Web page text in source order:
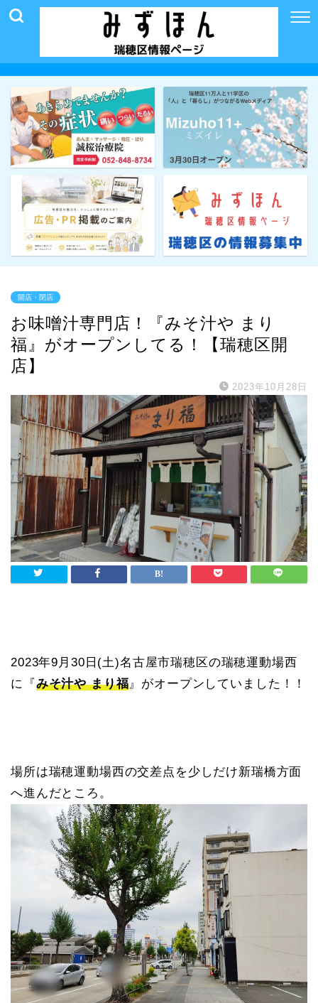
開店・閉店
お味噌汁専門店！『みそ汁や まり
福』がオープンしてる！【瑞穂区開
店】
2023年10月28日
2023年9月30日(土)名古屋市瑞穂区の瑞穂運動場西
に『みそ汁や まり福』がオープンしていました！！
場所は瑞穂運動場西の交差点を少しだけ新瑞橋方面
へ進んだところ。